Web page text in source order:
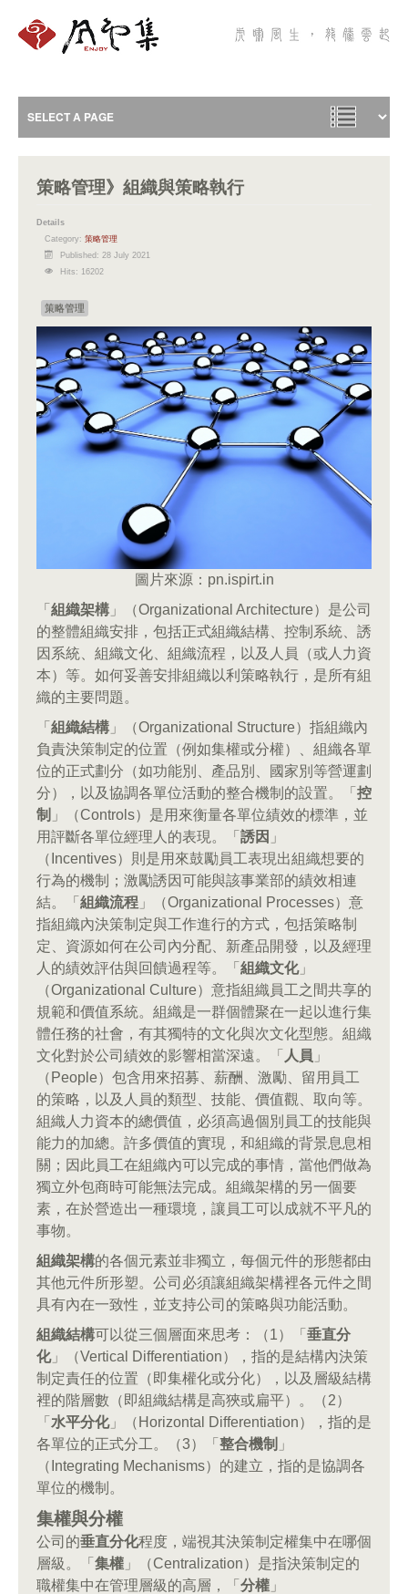
策略管理》組織與策略執行
Details
Category: 策略管理
Published: 28 July 2021
Hits: 16202
策略管理
圖片來源：pn.ispirt.in
「 組織架構 」（Organizational Architecture）是公司
的整體組織安排，包括正式組織結構、控制系統、誘
因系統、組織文化、組織流程，以及人員（或人力資
本）等。如何妥善安排組織以利策略執行，是所有組
織的主要問題。
「 組織結構 」（Organizational Structure）指組織內
負責決策制定的位置（例如集權或分權）、組織各單
位的正式劃分（如功能別、產品別、國家別等營運劃
分），以及協調各單位活動的整合機制的設置。「 控
制 」（Controls）是用來衡量各單位績效的標準，並
用評斷各單位經理人的表現。「 誘因 」
（Incentives）則是用來鼓勵員工表現出組織想要的
行為的機制；激勵誘因可能與該事業部的績效相連
結。「 組織流程 」（Organizational Processes）意
指組織內決策制定與工作進行的方式，包括策略制
定、資源如何在公司內分配、新產品開發，以及經理
人的績效評估與回饋過程等。「 組織文化」
（Organizational Culture）意指組織員工之間共享的
規範和價值系統。組織是一群個體聚在一起以進行集
體任務的社會，有其獨特的文化與次文化型態。組織
文化對於公司績效的影響相當深遠。「 人員 」
（People）包含用來招募、薪酬、激勵、留用員工
的策略，以及人員的類型、技能、價值觀、取向等。
組織人力資本的總價值，必須高過個別員工的技能與
能力的加總。許多價值的實現，和組織的背景息息相
關；因此員工在組織內可以完成的事情，當他們做為
獨立外包商時可能無法完成。組織架構的另一個要
素，在於營造出一種環境，讓員工可以成就不平凡的
事物。
組織架構的各個元素並非獨立，每個元件的形態都由
其他元件所形塑。公司必須讓組織架構裡各元件之間
具有內在一致性，並支持公司的策略與功能活動。
組織結構可以從三個層面來思考：（1）「 垂直分
化」（Vertical Differentiation），指的是結構內決策
制定責任的位置（即集權化或分化），以及層級結構
裡的階層數（即組織結構是高狹或扁平）。（2）
「 水平分化」（Horizontal Differentiation），指的是
各單位的正式分工。（3）「 整合機制 」
（Integrating Mechanisms）的建立，指的是協調各
單位的機制。
集權與分權
公司的垂直分化程度，端視其決策制定權集中在哪個
層級。「 集權 」（Centralization）是指決策制定的
職權集中在管理層級的高層，「 分權 」